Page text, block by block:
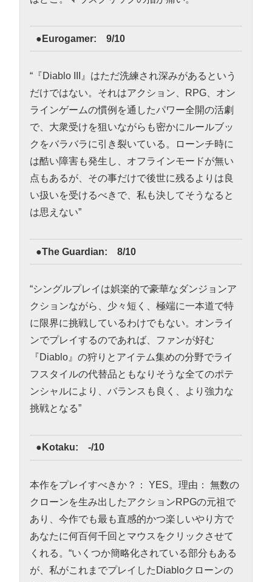
●Eurogamer: 9/10
“『Diablo III』はただ洗練され深みがあるという
だけではない。それはアクション、RPG、オン
ラインゲームの慣例を通したパワー全開の活劇
で、大衆受けを狙いながらも密かにルールブッ
クをバラバラに引き裂いている。ローンチ時に
は酷い障害も発生し、オフラインモードが無い
点もあるが、その事だけで後世に残るよりは良
い扱いを受けるべきで、私も決してそうなると
は思えない”
●The Guardian: 8/10
“シングルプレイは娯楽的で豪華なダンジョンア
クションながら、少々短く、極端に一本道で特
に限界に挑戦しているわけでもない。オンライ
ンでプレイするのであれば、ファンが好む
『Diablo』の狩りとアイテム集めの分野でライ
フスタイルの代替品ともなりそうな全てのポテ
ンシャルにより、バランスも良く、より強力な
挑戦となる”
●Kotaku: -/10
本作をプレイすべきか？： YES。理由： 無数の
クローンを生み出したアクションRPGの元祖で
あり、今作でも最も直感的かつ楽しいやり方で
あなたに何百何千回とマウスをクリックさせて
くれる。“いくつか簡略化されている部分もある
が、私がこれまでプレイしたDiabloクローンの